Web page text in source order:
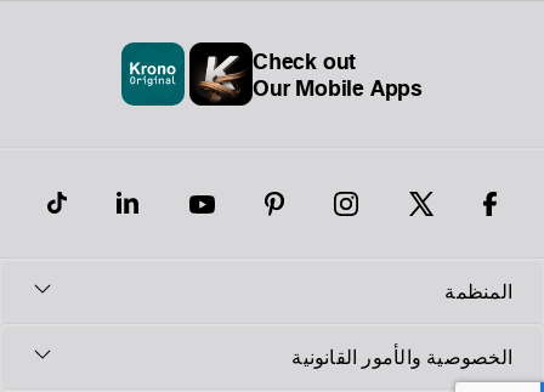
Check out
Our Mobile Apps
المنظمة
الخصوصية والأمور القانونية